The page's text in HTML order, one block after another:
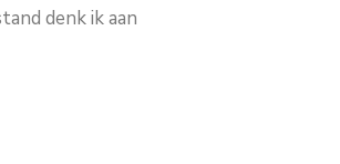
denk ik aan